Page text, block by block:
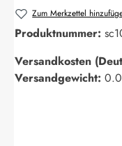
Zum Merkzettel
Produktnummer:
Versandkosten
Versandgewicht: